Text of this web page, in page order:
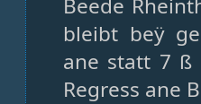
bleibt beÿ
ane statt 7 ß
Regress ane